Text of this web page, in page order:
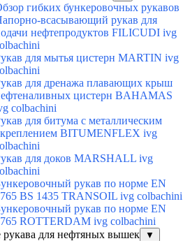
гибких бункеровочных рукавов
всасывающий рукав для
нефтепродуктов FILICUDI ivg
для мытья цистерн MARTIN ivg
для дренажа плавающих крыш
цистерн BAHAMAS
colbachini
для битума с металлическим
BITUMENFLEX ivg
для доков MARSHALL ivg
рукав по норме EN
BS 1435 TRANSOIL ivg colbachini
рукав по норме EN
ROTTERDAM ivg colbachini
рукава для нефтяных вышек
▼